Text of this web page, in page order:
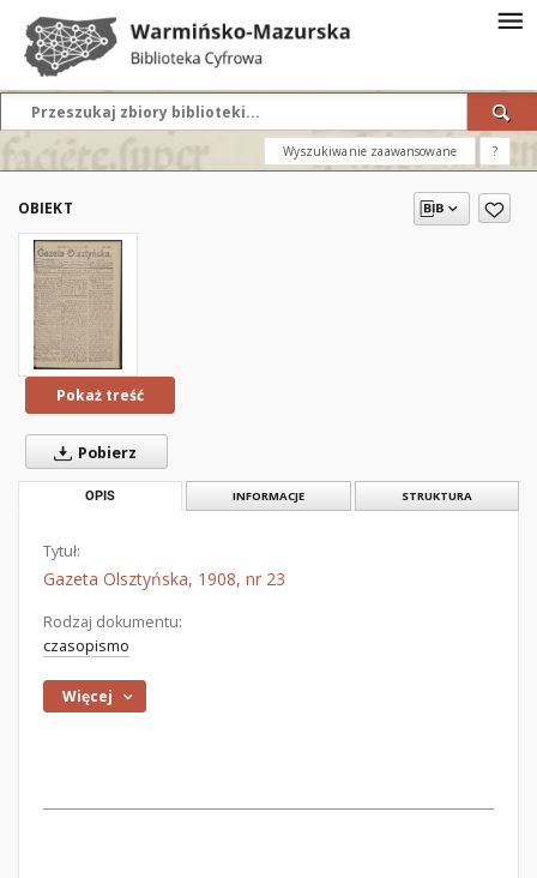
Wyszukiwanie zaawansowane ?
OBIEKT
Pokaż treść
Pobierz
OPIS INFORMACJE STRUKTURA
Tytuł:
Gazeta Olsztyńska, 1908, nr 23
Rodzaj dokumentu:
czasopismo
Więcej